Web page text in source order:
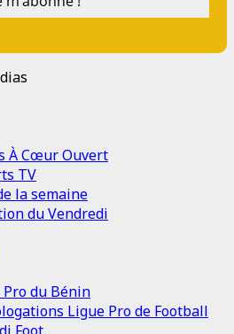
À Cœur Ouvert
TV
la semaine
du Vendredi
Pro du Bénin
Ligue Pro de Football